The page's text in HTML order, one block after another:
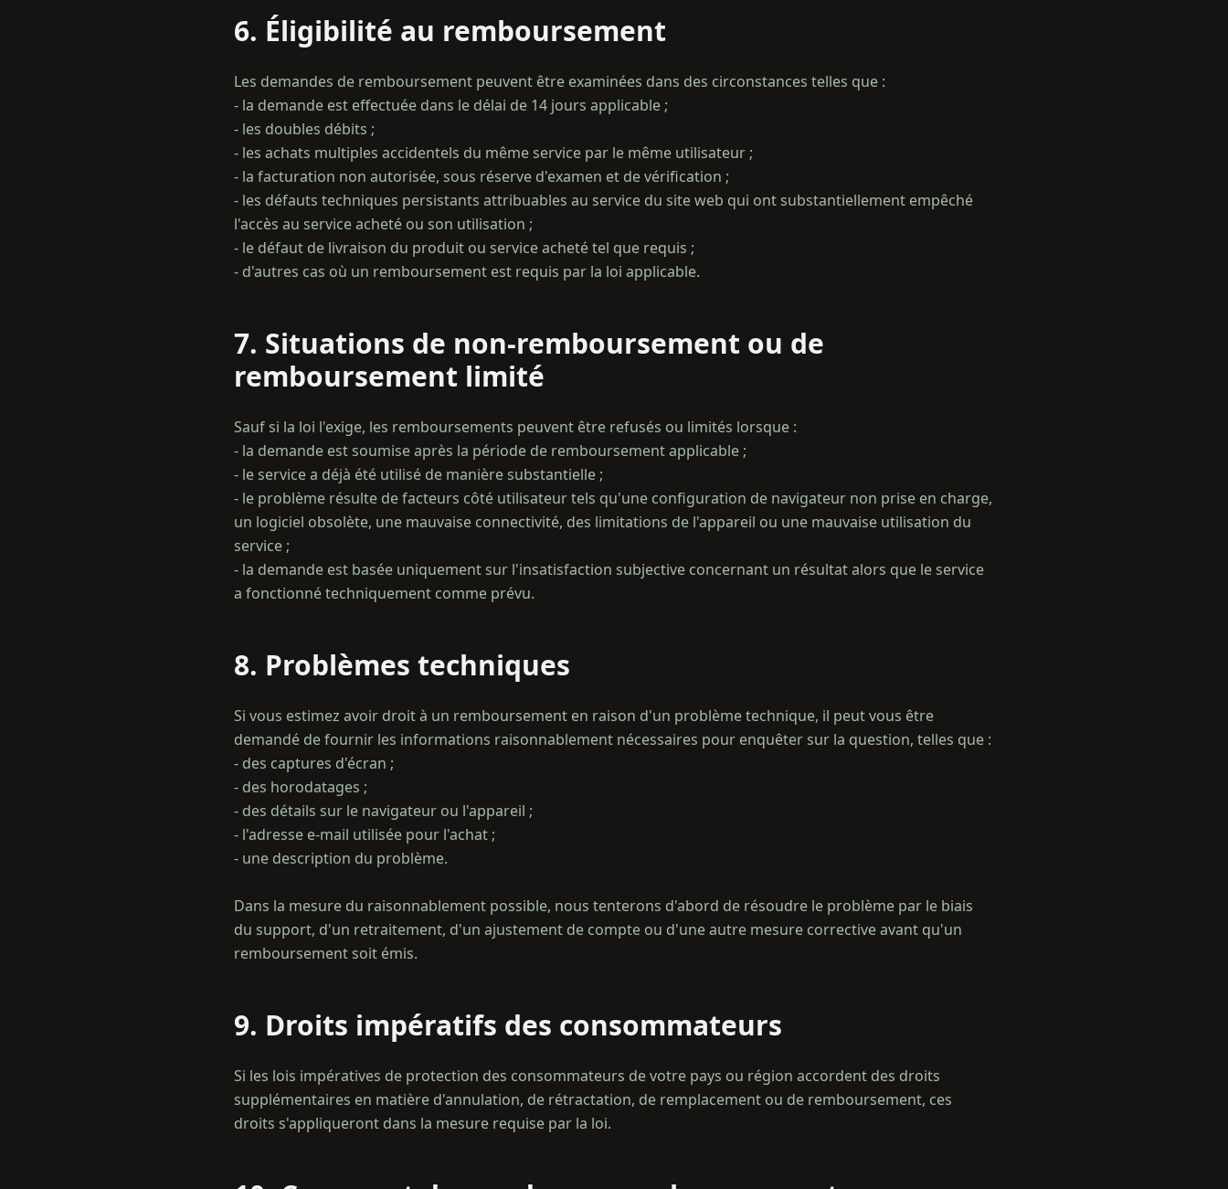
6. Éligibilité au remboursement
Les demandes de remboursement peuvent être examinées dans des circonstances telles que :
- la demande est effectuée dans le délai de 14 jours applicable ;
- les doubles débits ;
- les achats multiples accidentels du même service par le même utilisateur ;
- la facturation non autorisée, sous réserve d'examen et de vérification ;
- les défauts techniques persistants attribuables au service du site web qui ont substantiellement empêché
l'accès au service acheté ou son utilisation ;
- le défaut de livraison du produit ou service acheté tel que requis ;
7. Situations de non-remboursement ou de
remboursement limité
Sauf si la loi l'exige, les remboursements peuvent être refusés ou limités lorsque :
- la demande est soumise après la période de remboursement applicable ;
- le service a déjà été utilisé de manière substantielle ;
- le problème résulte de facteurs côté utilisateur tels qu'une configuration de navigateur non prise en charge,
un logiciel obsolète, une mauvaise connectivité, des limitations de l'appareil ou une mauvaise utilisation du
service ;
- la demande est basée uniquement sur l'insatisfaction subjective concernant un résultat alors que le service
8. Problèmes techniques
Si vous estimez avoir droit à un remboursement en raison d'un problème technique, il peut vous être
demandé de fournir les informations raisonnablement nécessaires pour enquêter sur la question, telles que :
- des captures d'écran ;
- des horodatages ;
- des détails sur le navigateur ou l'appareil ;
- l'adresse e-mail utilisée pour l'achat ;
- une description du problème.
Dans la mesure du raisonnablement possible, nous tenterons d'abord de résoudre le problème par le biais
du support, d'un retraitement, d'un ajustement de compte ou d'une autre mesure corrective avant qu'un
9. Droits impératifs des consommateurs
Si les lois impératives de protection des consommateurs de votre pays ou région accordent des droits
supplémentaires en matière d'annulation, de rétractation, de remplacement ou de remboursement, ces